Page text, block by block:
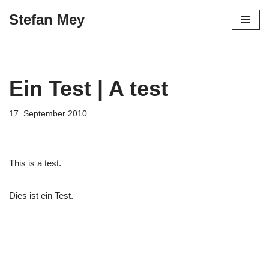
Stefan Mey
Ein Test | A test
17. September 2010
This is a test.
Dies ist ein Test.